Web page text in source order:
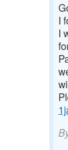
I
I